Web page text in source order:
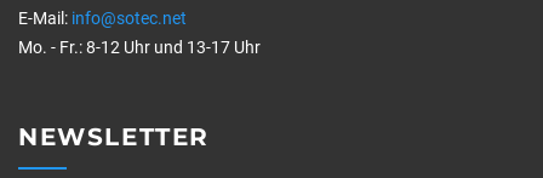
E-Mail: info@sotec.net
Mo. - Fr.: 8-12 Uhr und 13-17 Uhr
NEWSLETTER